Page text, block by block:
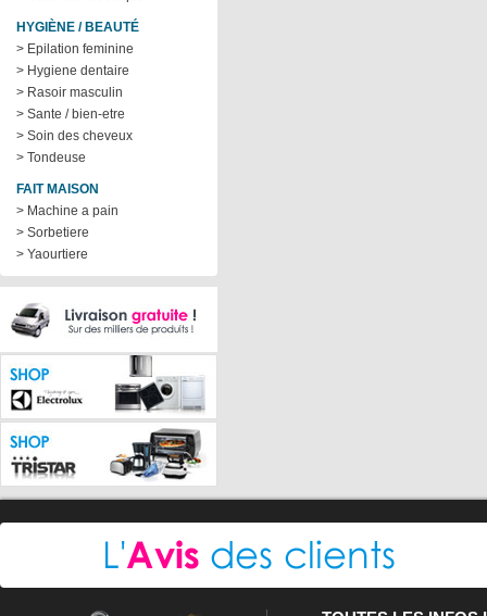
HYGIÈNE / BEAUTÉ
> Epilation feminine
> Hygiene dentaire
> Rasoir masculin
> Sante / bien-etre
> Soin des cheveux
> Tondeuse
FAIT MAISON
> Machine a pain
> Sorbetiere
> Yaourtiere